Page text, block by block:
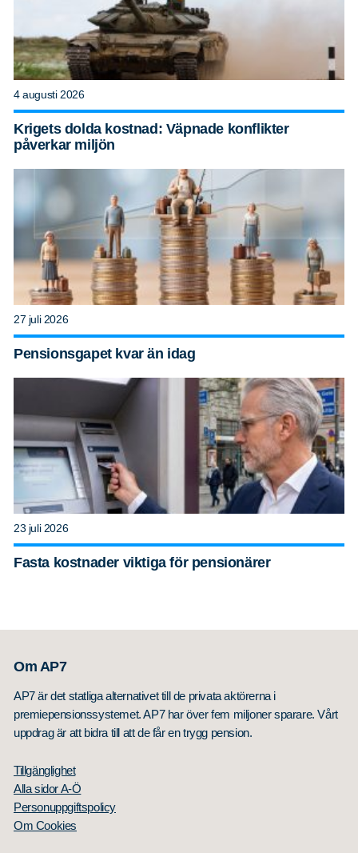
4 augusti 2026
Krigets dolda kostnad: Väpnade konflikter
påverkar miljön
27 juli 2026
Pensionsgapet kvar än idag
23 juli 2026
Fasta kostnader viktiga för pensionärer
Om AP7
AP7 är det statliga alternativet till de privata aktörerna i
premiepensionssystemet. AP7 har över fem miljoner sparare. Vårt
uppdrag är att bidra till att de får en trygg pension.
Tillgänglighet
Alla sidor A-Ö
Personuppgiftspolicy
Om Cookies